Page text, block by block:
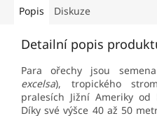
Popis Diskuze
Detailní popis
Para ořechy jsou
excelsa), tropického
pralesích Jižní Ameriky
Díky své výšce 40 až 50